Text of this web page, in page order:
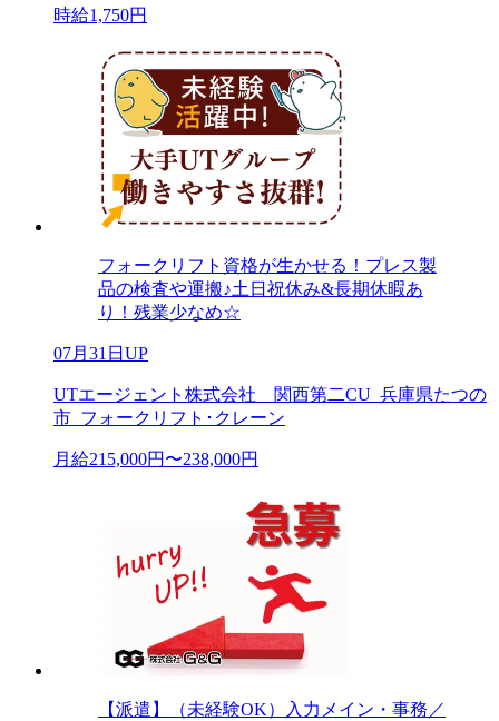
時給1,750円
フォークリフト資格が生かせる！プレス製
品の検査や運搬♪土日祝休み&長期休暇あ
り！残業少なめ☆
07月31日UP
UTエージェント株式会社 関西第二CU_兵庫県たつの
市_フォークリフト･クレーン
月給215,000円〜238,000円
【派遣】（未経験OK）入力メイン・事務／